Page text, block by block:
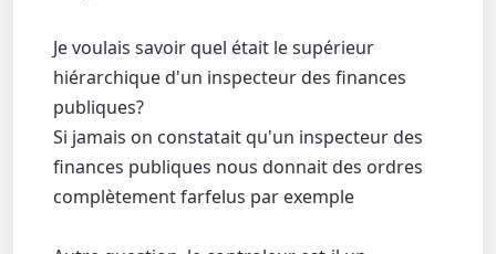
Je voulais savoir quel était le supérieur
hiérarchique d'un inspecteur des finances
publiques?
Si jamais on constatait qu'un inspecteur des
finances publiques nous donnait des ordres
complètement farfelus par exemple